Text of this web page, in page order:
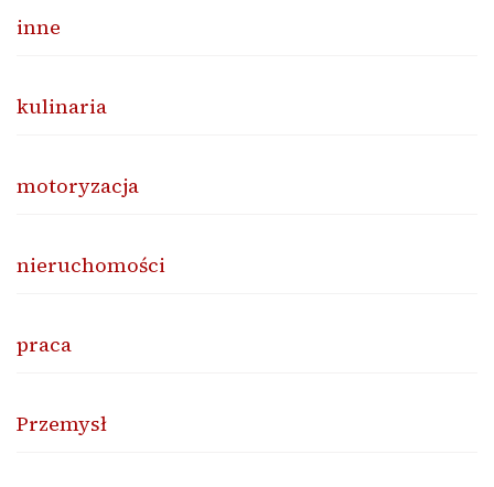
inne
kulinaria
motoryzacja
nieruchomości
praca
Przemysł